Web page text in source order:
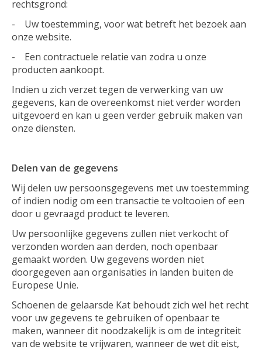
rechtsgrond:
- Uw toestemming, voor wat betreft het bezoek aan
onze website.
- Een contractuele relatie van zodra u onze
producten aankoopt.
Indien u zich verzet tegen de verwerking van uw
gegevens, kan de overeenkomst niet verder worden
uitgevoerd en kan u geen verder gebruik maken van
onze diensten.
Delen van de gegevens
Wij delen uw persoonsgegevens met uw toestemming
of indien nodig om een transactie te voltooien of een
door u gevraagd product te leveren.
Uw persoonlijke gegevens zullen niet verkocht of
verzonden worden aan derden, noch openbaar
gemaakt worden. Uw gegevens worden niet
doorgegeven aan organisaties in landen buiten de
Europese Unie.
Schoenen de gelaarsde Kat behoudt zich wel het recht
voor uw gegevens te gebruiken of openbaar te
maken, wanneer dit noodzakelijk is om de integriteit
van de website te vrijwaren, wanneer de wet dit eist,